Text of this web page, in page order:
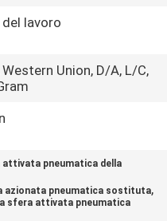
lavoro
Western Union, D/A, L/C,
attivata pneumatica della
azionata pneumatica sostituta,
a sfera attivata pneumatica